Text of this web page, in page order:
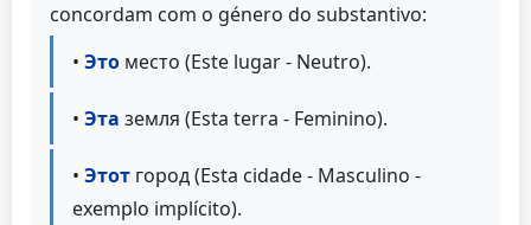
concordam com o género do substantivo:
• Это место (Este lugar - Neutro).
• Эта земля (Esta terra - Feminino).
• Этот город (Esta cidade - Masculino -
exemplo implícito).